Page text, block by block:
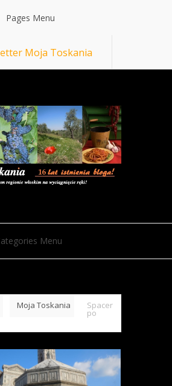
Pages Menu
Moja Toskania
Menu
Moja Toskania Spacer
po